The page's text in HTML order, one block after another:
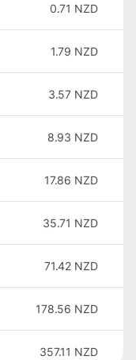
0.71 NZD
1.79 NZD
3.57 NZD
8.93 NZD
17.86 NZD
35.71 NZD
71.42 NZD
178.56 NZD
357.11 NZD